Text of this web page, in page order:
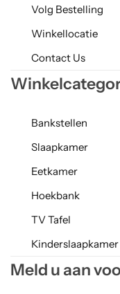
Volg Bestelling
Winkellocatie
Contact Us
Bankstellen
Slaapkamer
Eetkamer
Hoekbank
TV Tafel
Kinderslaapkamer
Meld u aan